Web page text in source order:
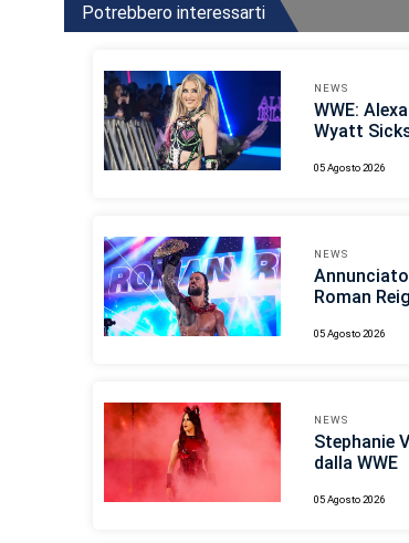
Potrebbero interessarti
NEWS
WWE:
Wyatt
05 Agosto 2026
NEWS
Roman
05 Agosto 2026
NEWS
Stephanie
dalla WWE
05 Agosto 2026